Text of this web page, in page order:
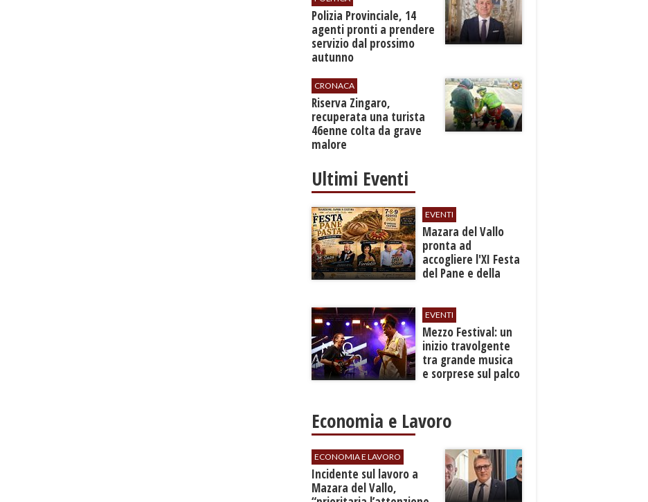
​Polizia Provinciale, 14
agenti pronti a prendere
servizio dal prossimo
autunno
CRONACA
​Riserva Zingaro,
recuperata una turista
46enne colta da grave
malore
Ultimi Eventi
EVENTI
Mazara del Vallo
pronta ad
accogliere l'XI Festa
del Pane e della
EVENTI
Mezzo Festival: un
inizio travolgente
tra grande musica
e sorprese sul palco
Economia e Lavoro
ECONOMIA E LAVORO
​Incidente sul lavoro a
Mazara del Vallo,